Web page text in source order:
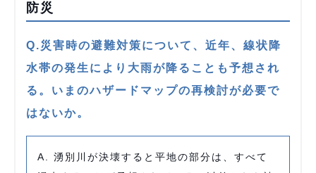
防災
Q.災害時の避難対策について、近年、線状降
水帯の発生により大雨が降ることも予想され
る。いまのハザードマップの再検討が必要で
はないか。
A. 湧別川が決壊すると平地の部分は、すべて